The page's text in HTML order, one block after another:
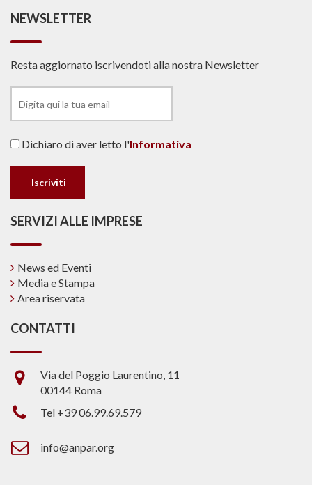
NEWSLETTER
Resta aggiornato iscrivendoti alla nostra Newsletter
Dichiaro di aver letto l'Informativa
SERVIZI ALLE IMPRESE
News ed Eventi
Media e Stampa
Area riservata
CONTATTI
Via del Poggio Laurentino, 11
00144 Roma
Tel +39 06.99.69.579
info@anpar.org